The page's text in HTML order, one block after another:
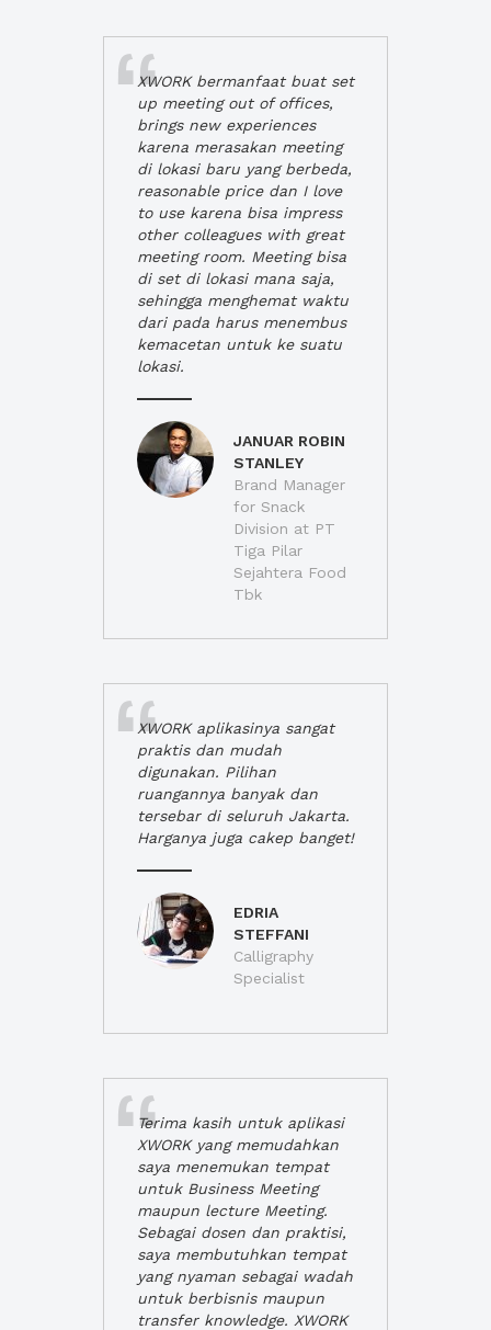
XWORK bermanfaat buat set
up meeting out of offices,
brings new experiences
karena merasakan meeting
di lokasi baru yang berbeda,
reasonable price dan I love
to use karena bisa impress
other colleagues with great
meeting room. Meeting bisa
di set di lokasi mana saja,
sehingga menghemat waktu
dari pada harus menembus
kemacetan untuk ke suatu
lokasi.
JANUAR ROBIN
STANLEY
Brand Manager
for Snack
Division at PT
Tiga Pilar
Sejahtera Food
Tbk
XWORK aplikasinya sangat
praktis dan mudah
digunakan. Pilihan
ruangannya banyak dan
tersebar di seluruh Jakarta.
Harganya juga cakep banget!
EDRIA
STEFFANI
Calligraphy
Specialist
Terima kasih untuk aplikasi
XWORK yang memudahkan
saya menemukan tempat
untuk Business Meeting
maupun lecture Meeting.
Sebagai dosen dan praktisi,
saya membutuhkan tempat
yang nyaman sebagai wadah
untuk berbisnis maupun
transfer knowledge. XWORK